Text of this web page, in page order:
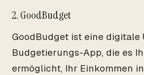
2. GoodBudget
GoodBudget ist eine digitale
Budgetierungs-App, die es
ermöglicht, Ihr Einkommen